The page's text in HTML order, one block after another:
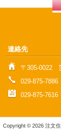
連絡先
〒305‐0022
029-875-7886
029-875-7616
Copyright © 2026 注文